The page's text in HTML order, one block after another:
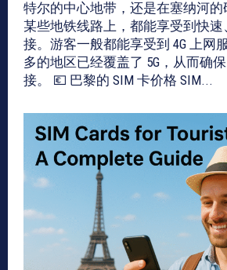
特尔的中心地带，还是在塞纳河
某些地铁线路上，都能享受到快
接。游客一般都能享受到 4G 上网
多的地区已经覆盖了 5G，从而确
接。 💶 巴黎的 SIM 卡价格 SIM...